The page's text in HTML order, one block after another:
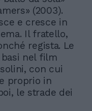
(2003).
e cresce in
Il fratello,
regista. Le
nel film
con cui
proprio in
le strade dei